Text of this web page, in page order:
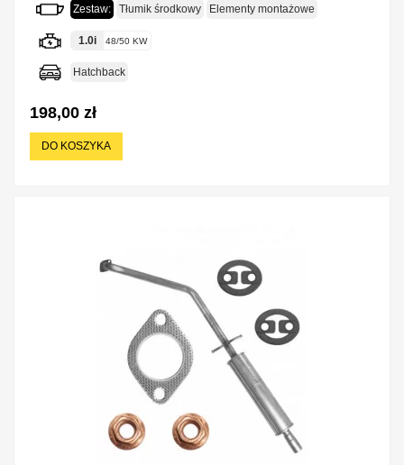
Zestaw: Tłumik środkowy Elementy montażowe
1.0i 48/50 KW
Hatchback
198,00 zł
DO KOSZYKA